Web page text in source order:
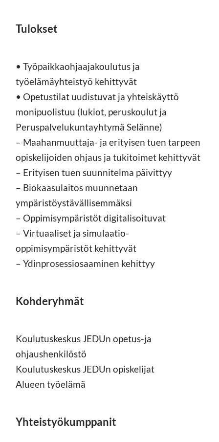
Tulokset
• Työpaikkaohjaajakoulutus ja
työelämäyhteistyö kehittyvät
• Opetustilat uudistuvat ja yhteiskäyttö
monipuolistuu (lukiot, peruskoulut ja
Peruspalvelukuntayhtymä Selänne)
– Maahanmuuttaja- ja erityisen tuen tarpeen
opiskelijoiden ohjaus ja tukitoimet kehittyvät
– Erityisen tuen suunnitelma päivittyy
– Biokaasulaitos muunnetaan
ympäristöystävällisemmäksi
– Oppimisympäristöt digitalisoituvat
– Virtuaaliset ja simulaatio-
oppimisympäristöt kehittyvät
– Ydinprosessiosaaminen kehittyy
Kohderyhmät
Koulutuskeskus JEDUn opetus-ja
ohjaushenkilöstö
Koulutuskeskus JEDUn opiskelijat
Alueen työelämä
Yhteistyökumppanit